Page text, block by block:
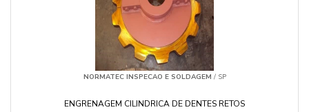
NORMATEC INSPECAO E SOLDAGEM / SP
ENGRENAGEM CILINDRICA DE DENTES RETOS